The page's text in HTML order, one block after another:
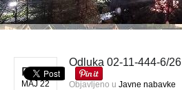
PET
MAJ 22
Odluka 02-11-444-6/26
Objavljeno u Javne nabavke